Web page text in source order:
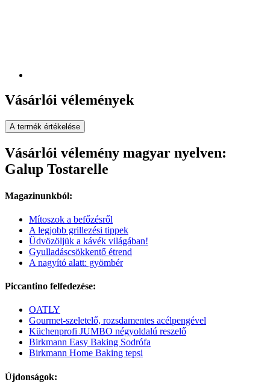
Vásárlói vélemények
A termék értékelése
Vásárlói vélemény magyar nyelven:
Galup Tostarelle
Magazinunkból:
Mítoszok a befőzésről
A legjobb grillezési tippek
Üdvözöljük a kávék világában!
Gyulladáscsökkentő étrend
A nagyító alatt: gyömbér
Piccantino felfedezése:
OATLY
Gourmet-szeletelő, rozsdamentes acélpengével
Küchenprofi JUMBO négyoldalú reszelő
Birkmann Easy Baking Sodrófa
Birkmann Home Baking tepsi
Újdonságok: